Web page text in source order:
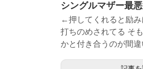
シングルマザー最
←押してくれると励
打ちのめされてる そ
かと付き合うのが間違